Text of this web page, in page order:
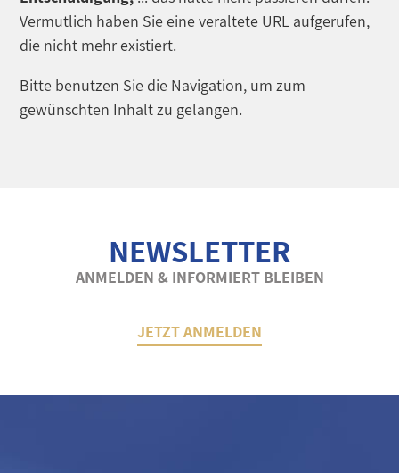
Vermutlich haben Sie eine veraltete URL aufgerufen,
die nicht mehr existiert.
Bitte benutzen Sie die Navigation, um zum
gewünschten Inhalt zu gelangen.
NEWSLETTER
ANMELDEN & INFORMIERT BLEIBEN
JETZT ANMELDEN